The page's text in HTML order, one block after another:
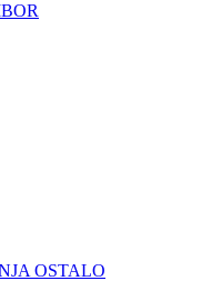
OSTALO